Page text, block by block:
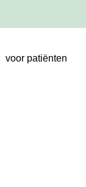
voor patiënten